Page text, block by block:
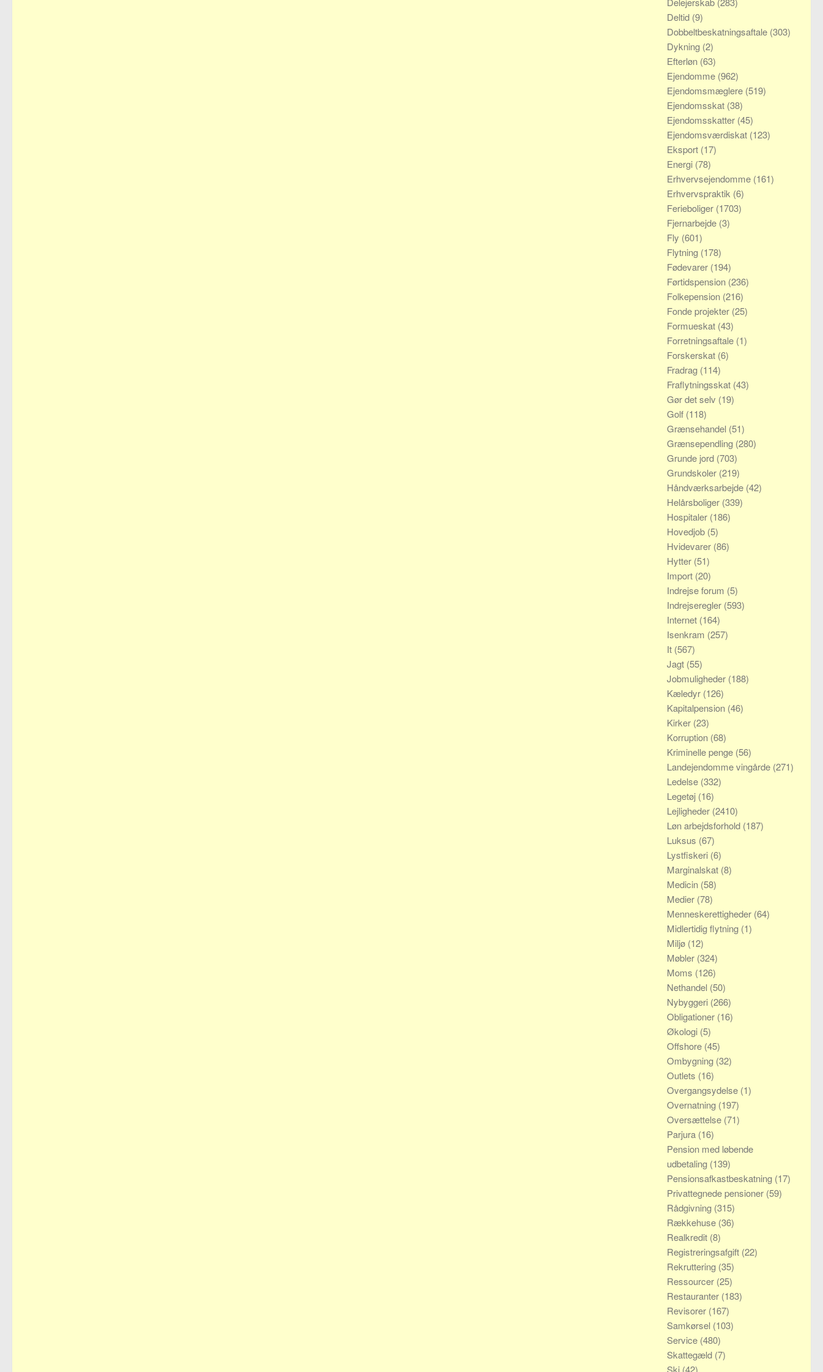
Deltid (9)
Dobbeltbeskatningsaftale (303)
Dykning (2)
Efterløn (63)
Ejendomme (962)
Ejendomsmæglere (519)
Ejendomsskat (38)
Ejendomsskatter (45)
Ejendomsværdiskat (123)
Eksport (17)
Energi (78)
Erhvervsejendomme (161)
Erhvervspraktik (6)
Ferieboliger (1703)
Fjernarbejde (3)
Fly (601)
Flytning (178)
Fødevarer (194)
Førtidspension (236)
Folkepension (216)
Fonde projekter (25)
Formueskat (43)
Forretningsaftale (1)
Forskerskat (6)
Fradrag (114)
Fraflytningsskat (43)
Gør det selv (19)
Golf (118)
Grænsehandel (51)
Grænsependling (280)
Grunde jord (703)
Grundskoler (219)
Håndværksarbejde (42)
Helårsboliger (339)
Hospitaler (186)
Hovedjob (5)
Hvidevarer (86)
Hytter (51)
Import (20)
Indrejse forum (5)
Indrejseregler (593)
Internet (164)
Isenkram (257)
It (567)
Jagt (55)
Jobmuligheder (188)
Kæledyr (126)
Kapitalpension (46)
Kirker (23)
Korruption (68)
Kriminelle penge (56)
Landejendomme vingårde (271)
Ledelse (332)
Legetøj (16)
Lejligheder (2410)
Løn arbejdsforhold (187)
Luksus (67)
Lystfiskeri (6)
Marginalskat (8)
Medicin (58)
Medier (78)
Menneskerettigheder (64)
Midlertidig flytning (1)
Miljø (12)
Møbler (324)
Moms (126)
Nethandel (50)
Nybyggeri (266)
Obligationer (16)
Økologi (5)
Offshore (45)
Ombygning (32)
Outlets (16)
Overgangsydelse (1)
Overnatning (197)
Oversættelse (71)
Parjura (16)
Pension med løbende
udbetaling (139)
Pensionsafkastbeskatning (17)
Privattegnede pensioner (59)
Rådgivning (315)
Rækkehuse (36)
Realkredit (8)
Registreringsafgift (22)
Rekruttering (35)
Ressourcer (25)
Restauranter (183)
Revisorer (167)
Samkørsel (103)
Service (480)
Skattegæld (7)
Ski (42)